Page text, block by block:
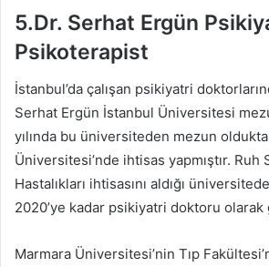
5.Dr. Serhat Ergün
Psikoterapist
İstanbul’da çalışan psikiyatri
Serhat Ergün İstanbul Üniversitesi
yılında bu üniversiteden mezun
Üniversitesi’nde ihtisas yapmıştır. Ruh
Hastalıkları ihtisasını aldığı
2020’ye kadar psikiyatri doktoru olarak
Marmara Üniversitesi’nin Tıp